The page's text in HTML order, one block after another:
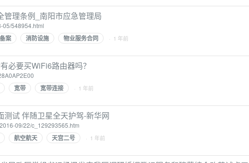
管理条例_南阳市应急管理局
05/548954.html
案 消防设施 物业服务合同 · 1 年前
必要买WiFi6路由器吗？
宽带 宽带连接 · 1 年前
测试 伴随卫星全天护驾-新华网
09/22/c_129293565.htm
航空航天 天宫二号 · 1 年前